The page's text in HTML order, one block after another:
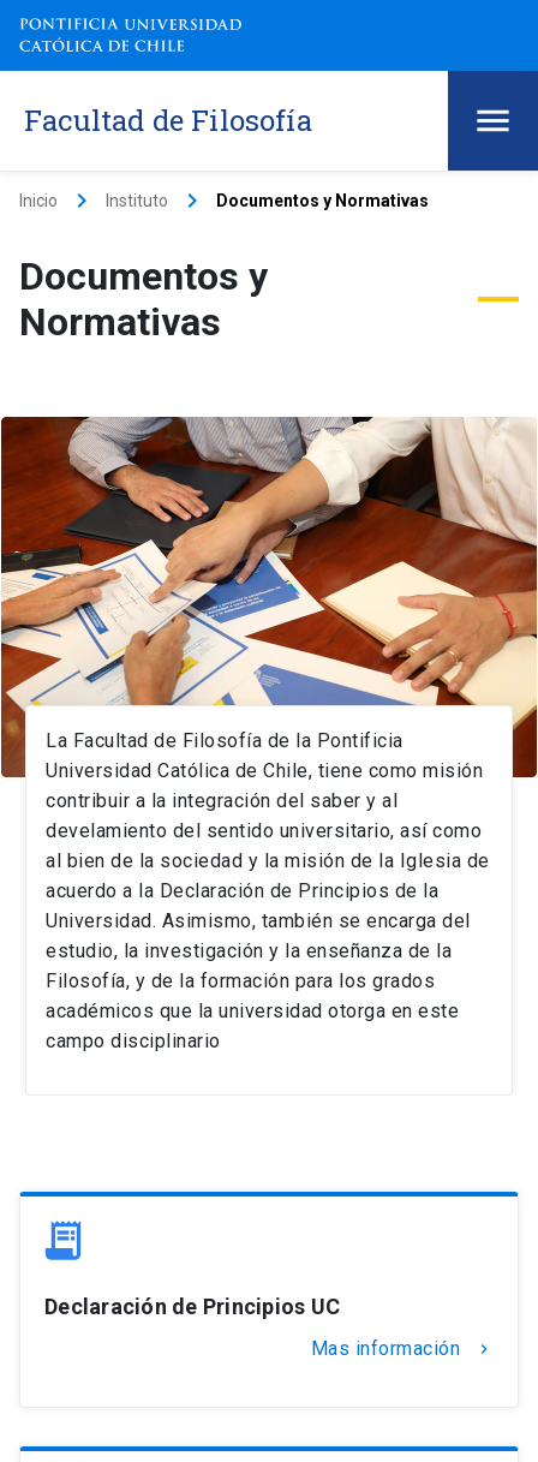
Facultad de Filosofía
Inicio keyboard_arrow_right Instituto keyboard_arrow_right Documentos y Normativas
Documentos y
Normativas
La Facultad de Filosofía de la Pontificia
Universidad Católica de Chile, tiene como misión
contribuir a la integración del saber y al
develamiento del sentido universitario, así como
al bien de la sociedad y la misión de la Iglesia de
acuerdo a la Declaración de Principios de la
Universidad. Asimismo, también se encarga del
estudio, la investigación y la enseñanza de la
Filosofía, y de la formación para los grados
académicos que la universidad otorga en este
campo disciplinario
Declaración de Principios UC
Mas información keyboard_arrow_right